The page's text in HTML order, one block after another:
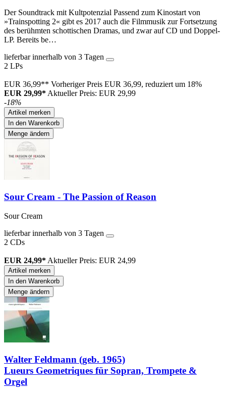
Der Soundtrack mit Kultpotenzial Passend zum Kinostart von
»Trainspotting 2« gibt es 2017 auch die Filmmusik zur Fortsetzung
des berühmten schottischen Dramas, und zwar auf CD und Doppel-
LP. Bereits be…
lieferbar innerhalb von 3 Tagen
2 LPs
EUR 36,99** Vorheriger Preis EUR 36,99, reduziert um 18%
EUR 29,99* Aktueller Preis: EUR 29,99
-18%
Artikel merken
In den Warenkorb
Menge ändern
Sour Cream - The Passion of Reason
Sour Cream
lieferbar innerhalb von 3 Tagen
2 CDs
EUR 24,99* Aktueller Preis: EUR 24,99
Artikel merken
In den Warenkorb
Menge ändern
Walter Feldmann (geb. 1965)
Lueurs Geometriques für Sopran, Trompete &
Orgel